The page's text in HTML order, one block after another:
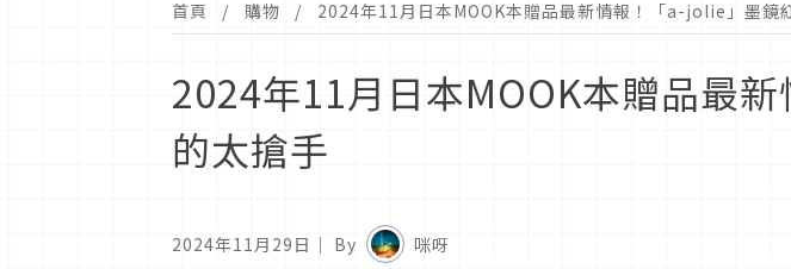
首頁 購物 2024年11月日本MOOK本贈品最新情報！「a-jolie」墨鏡
2024年11月日本MOOK本贈品最
的太搶手
2024年11月29日 ｜ By 咪呀